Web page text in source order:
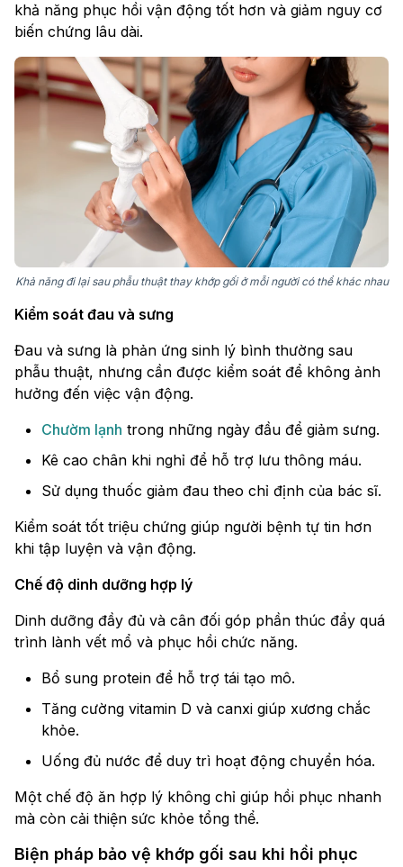
khả năng phục hồi vận động tốt hơn và giảm nguy cơ
biến chứng lâu dài.
Khả năng đi lại sau phẫu thuật thay khớp gối ở mỗi người có thể khác nhau
Kiểm soát đau và sưng
Đau và sưng là phản ứng sinh lý bình thường sau
phẫu thuật, nhưng cần được kiểm soát để không ảnh
hưởng đến việc vận động.
Chườm lạnh trong những ngày đầu để giảm sưng.
Kê cao chân khi nghỉ để hỗ trợ lưu thông máu.
Sử dụng thuốc giảm đau theo chỉ định của bác sĩ.
Kiểm soát tốt triệu chứng giúp người bệnh tự tin hơn
khi tập luyện và vận động.
Chế độ dinh dưỡng hợp lý
Dinh dưỡng đầy đủ và cân đối góp phần thúc đẩy quá
trình lành vết mổ và phục hồi chức năng.
Bổ sung protein để hỗ trợ tái tạo mô.
Tăng cường vitamin D và canxi giúp xương chắc
khỏe.
Uống đủ nước để duy trì hoạt động chuyển hóa.
Một chế độ ăn hợp lý không chỉ giúp hồi phục nhanh
mà còn cải thiện sức khỏe tổng thể.
Biện pháp bảo vệ khớp gối sau khi hồi phục